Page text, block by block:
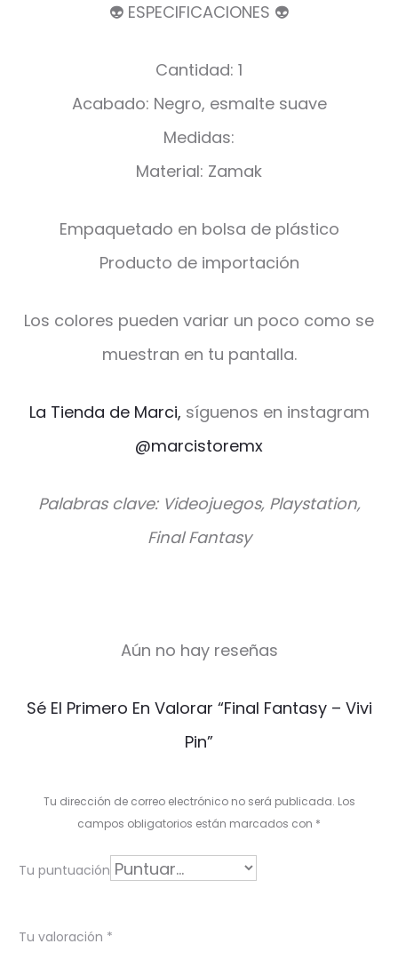
👽 ESPECIFICACIONES 👽
Cantidad: 1
Acabado: Negro, esmalte suave
Medidas:
Material: Zamak
Empaquetado en bolsa de plástico
Producto de importación
Los colores pueden variar un poco como se
muestran en tu pantalla.
La Tienda de Marci, síguenos en instagram
@marcistoremx
Palabras clave: Videojuegos, Playstation,
Final Fantasy
V
a
c
o
Aún no hay reseñas
Sé El Primero En Valorar “Final Fantasy – Vivi
Pin”
Tu dirección de correo electrónico no será publicada. Los
campos obligatorios están marcados con *
Tu puntuación
Tu valoración *